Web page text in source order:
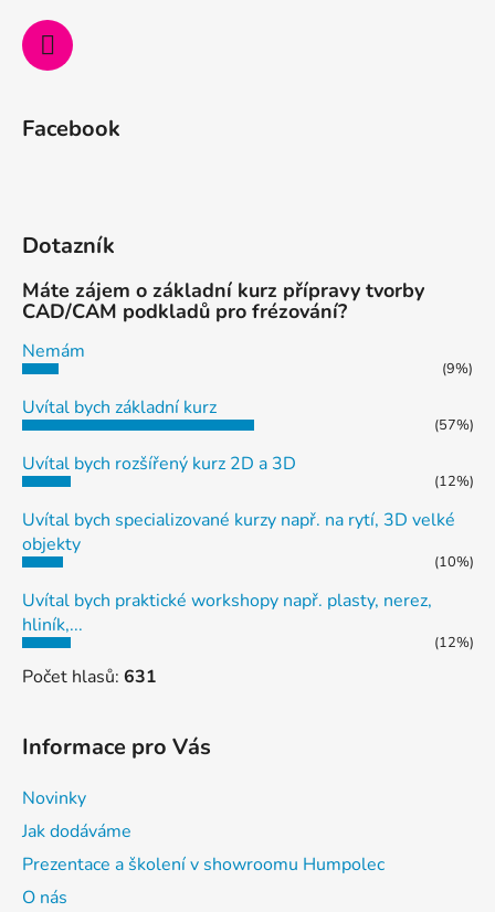
Facebook
Dotazník
Máte zájem o základní kurz přípravy tvorby
CAD/CAM podkladů pro frézování?
Nemám
(9%)
Uvítal bych základní kurz
(57%)
Uvítal bych rozšířený kurz 2D a 3D
(12%)
Uvítal bych specializované kurzy např. na rytí, 3D velké
objekty
(10%)
Uvítal bych praktické workshopy např. plasty, nerez,
hliník,...
(12%)
Počet hlasů: 631
Informace pro Vás
Novinky
Jak dodáváme
Prezentace a školení v showroomu Humpolec
O nás